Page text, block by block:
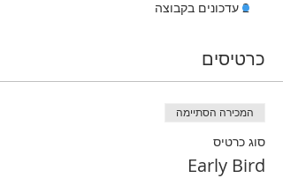
2 עדכונים בקבוצה
כרטיסים
המכירה הסתיימה
סוג כרטיס
Early Bird